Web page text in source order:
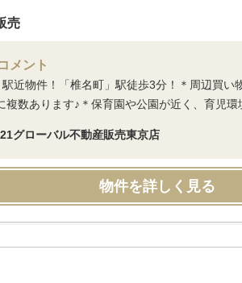
売
メント
駅近物件！「椎名町」駅徒歩3分！＊周辺買
複数あります♪＊保育園や公園が近く、育児
グローバル不動産販売東京店
物件を詳しく見る